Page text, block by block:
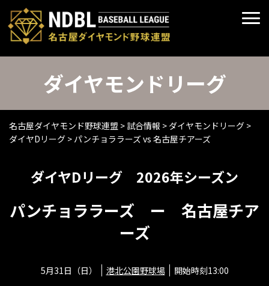
ダイヤモンドリーグ
名古屋ダイヤモンド野球連盟 > 試合情報 > ダイヤモンドリーグ >
ダイヤDリーグ > パンチョララーズ vs 名古屋チアーズ
ダイヤDリーグ 2026年シーズン
パンチョララーズ ー 名古屋チア
ーズ
5月31日（日） 港北公園野球場 開始時刻13:00